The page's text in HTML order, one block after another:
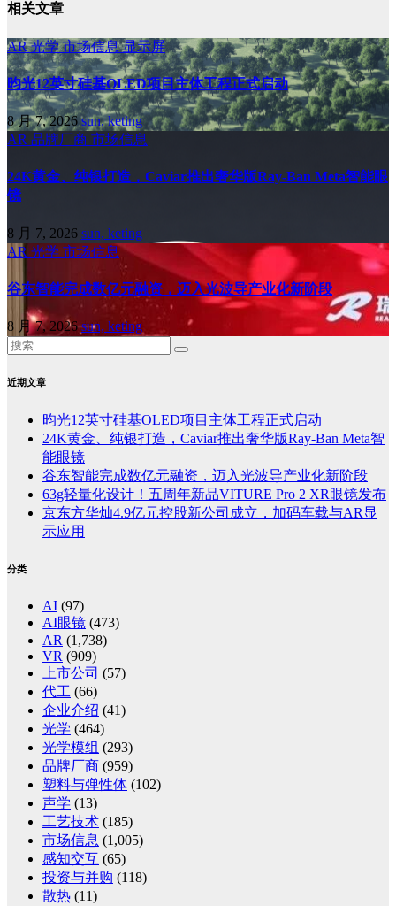
相关文章
AR光学市场信息显示屏
昀光12英寸硅基OLED项目主体工程正式启动
8 月 7, 2026sun, keting
AR 品牌厂商 市场信息
24K黄金、纯银打造，Caviar推出奢华版Ray-Ban Meta智能眼
镜
8 月 7, 2026 sun, keting
AR 光学 市场信息
谷东智能完成数亿元融资，迈入光波导产业化新阶段
8 月 7, 2026sun, keting
近期文章
昀光12英寸硅基OLED项目主体工程正式启动
24K黄金、纯银打造，Caviar推出奢华版Ray-Ban Meta智
能眼镜
谷东智能完成数亿元融资，迈入光波导产业化新阶段
63g轻量化设计！五周年新品VITURE Pro 2 XR眼镜发布
京东方华灿4.9亿元控股新公司成立，加码车载与AR显
示应用
分类
AI (97)
AI眼镜 (473)
AR (1,738)
VR (909)
上市公司 (57)
代工 (66)
企业介绍 (41)
光学 (464)
光学模组 (293)
品牌厂商 (959)
塑料与弹性体 (102)
声学 (13)
工艺技术 (185)
市场信息 (1,005)
感知交互 (65)
投资与并购 (118)
散热 (11)